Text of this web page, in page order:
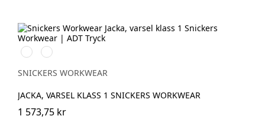
Svart/High
vis
yellow
Svart/High
vis
orange
SNICKERS WORKWEAR
JACKA, VARSEL KLASS 1 SNICKERS WORKWEAR
1 573,75 kr